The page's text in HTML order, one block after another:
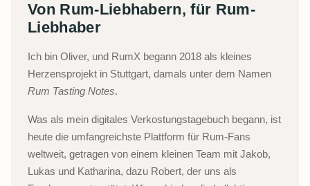
Von Rum-Liebhabern, für Rum-
Liebhaber
Ich bin Oliver, und RumX begann 2018 als kleines
Herzensprojekt in Stuttgart, damals unter dem Namen
Rum Tasting Notes.
Was als mein digitales Verkostungstagebuch begann, ist
heute die umfangreichste Plattform für Rum-Fans
weltweit, getragen von einem kleinen Team mit Jakob,
Lukas und Katharina, dazu Robert, der uns als